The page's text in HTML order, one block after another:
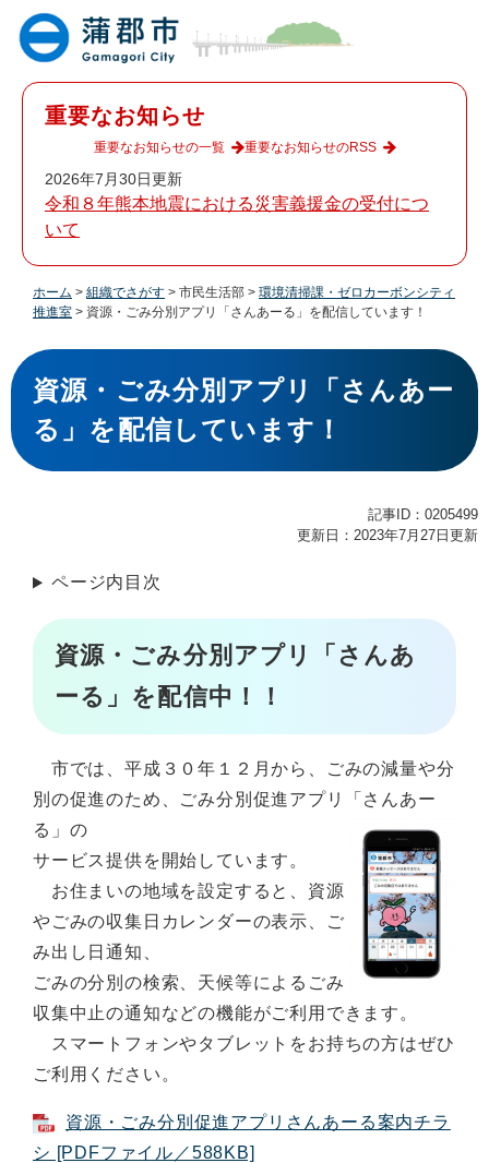
重要なお知らせ
2026年7月30日更新
令和８年熊本地震における災害義援金の受付につ
いて
重要なお知らせの一覧 重要なお知らせのRSS
ホーム > 組織でさがす > 市民生活部 > 環境清掃課・ゼロカーボンシティ
推進室 > 資源・ごみ分別アプリ「さんあーる」を配信しています！
本
文
資源・ごみ分別アプリ「さんあー
る」を配信しています！
記事ID：0205499
更新日：2023年7月27日更新
ページ内目次
資源・ごみ分別アプリ「さんあ
ーる」を配信中！！
市では、平成３０年１２月から、ごみの減量や分
別の促進のため、ごみ分別促進アプリ「さんあー
る」の
サービス提供を開始しています。
お住まいの地域を設定すると、資源
やごみの収集日カレンダーの表示、ご
み出し日通知、
ごみの分別の検索、天候等によるごみ
収集中止の通知などの機能がご利用できます。
スマートフォンやタブレットをお持ちの方はぜひ
ご利用ください。
資源・ごみ分別促進アプリさんあーる案内チラ
シ [PDFファイル／588KB]